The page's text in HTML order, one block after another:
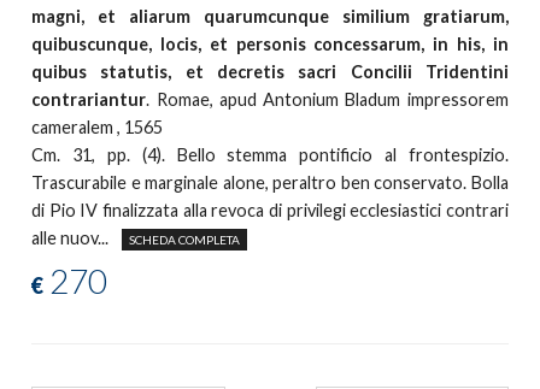
magni, et aliarum quarumcunque similium gratiarum,
quibuscunque, locis, et personis concessarum, in his, in
quibus statutis, et decretis sacri Concilii Tridentini
contrariantur. Romae, apud Antonium Bladum impressorem
cameralem , 1565
Cm. 31, pp. (4). Bello stemma pontificio al frontespizio.
Trascurabile e marginale alone, peraltro ben conservato. Bolla
di Pio IV finalizzata alla revoca di privilegi ecclesiastici contrari
alle nuov...
SCHEDA COMPLETA
€ 270